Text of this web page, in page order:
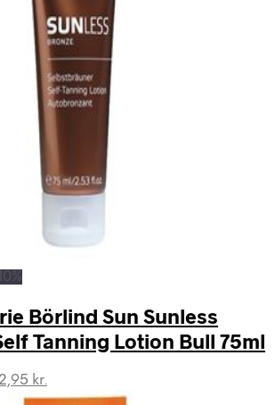
Börlind Sun Sunless
Tanning Lotion Bull 75ml
kr.
aktuelle